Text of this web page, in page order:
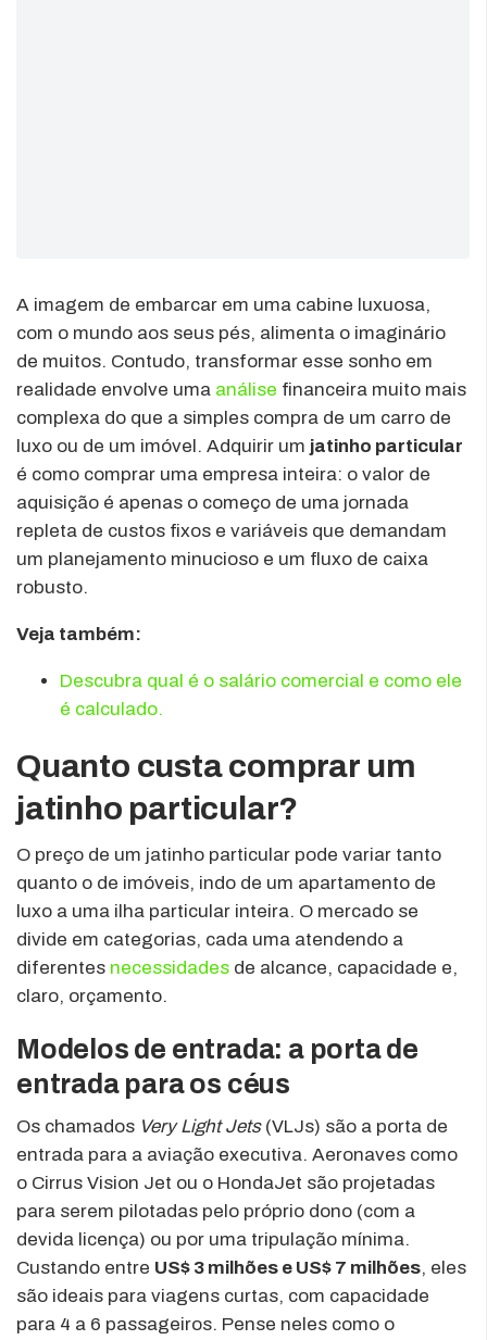
A imagem de embarcar em uma cabine luxuosa,
com o mundo aos seus pés, alimenta o imaginário
de muitos. Contudo, transformar esse sonho em
realidade envolve uma análise financeira muito mais
complexa do que a simples compra de um carro de
luxo ou de um imóvel. Adquirir um jatinho particular
é como comprar uma empresa inteira: o valor de
aquisição é apenas o começo de uma jornada
repleta de custos fixos e variáveis que demandam
um planejamento minucioso e um fluxo de caixa
robusto.
Veja também:
Descubra qual é o salário comercial e como ele
é calculado.
Quanto custa comprar um
jatinho particular?
O preço de um jatinho particular pode variar tanto
quanto o de imóveis, indo de um apartamento de
luxo a uma ilha particular inteira. O mercado se
divide em categorias, cada uma atendendo a
diferentes necessidades de alcance, capacidade e,
claro, orçamento.
Modelos de entrada: a porta de
entrada para os céus
Os chamados Very Light Jets(VLJs) são a porta de
entrada para a aviação executiva. Aeronaves como
o Cirrus Vision Jet ou o HondaJet são projetadas
para serem pilotadas pelo próprio dono (com a
devida licença) ou por uma tripulação mínima.
Custando entre US$ 3 milhões e US$ 7 milhões, eles
são ideais para viagens curtas, com capacidade
para 4 a 6 passageiros. Pense neles como o